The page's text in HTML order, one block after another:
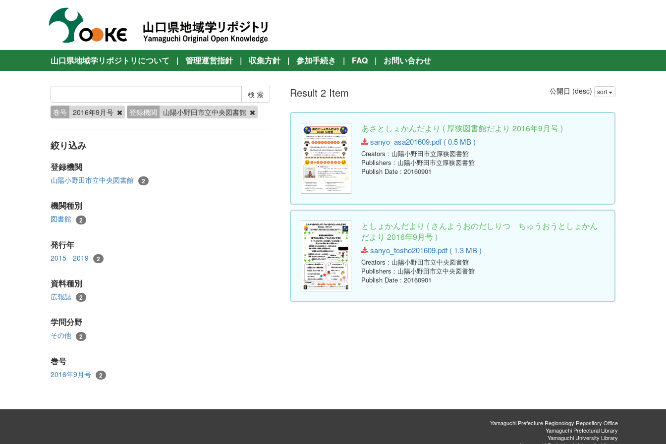
山口県地域学リポジトリについて | 管理運営指針 | 収集方針 | 参加手続き | FAQ | お問い合わせ
巻号 2016年9月号 登録機関 山陽小野田市立中央図書館
絞り込み
登録機関
山陽小野田市立中央図書館 2
機関種別
図書館 2
発行年
2015 - 2019 2
資料種別
広報誌 2
学問分野
その他 2
巻号
2016年9月号 2
Result 2 Item 公開日 (desc) sort
あさとしょかんだより ( 厚狭図書館だより 2016年9月号 )
sanyo_asa201609.pdf ( 0.5 MB )
Creators : 山陽小野田市立厚狭図書館
Publishers : 山陽小野田市立厚狭図書館
Publish Date : 20160901
としょかんだより ( さんようおのだしりつ ちゅうおうとしょかん
だより 2016年9月号 )
sanyo_tosho201609.pdf ( 1.3 MB )
Creators : 山陽小野田市立中央図書館
Publishers : 山陽小野田市立中央図書館
Publish Date : 20160901
Yamaguchi Prefecture Regionology Repository Office
Yamaguchi Prefectural Library
Yamaguchi University Library